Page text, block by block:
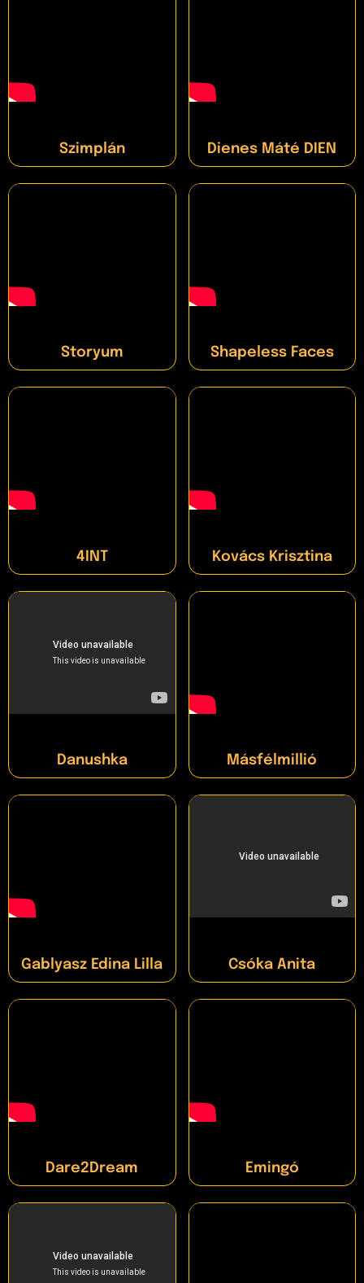
Szimplán Dienes Máté DIEN
Storyum Shapeless Faces
4INT Kovács Krisztina
Danushka Másfélmillió
Gablyasz Edina Lilla Csóka Anita
Dare2Dream Emingó